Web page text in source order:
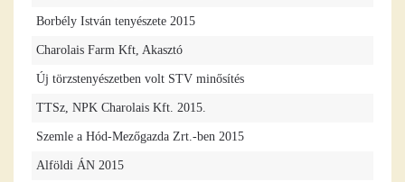
Borbély István tenyészete 2015
Charolais Farm Kft, Akasztó
Új törzstenyészetben volt STV minősítés
TTSz, NPK Charolais Kft. 2015.
Szemle a Hód-Mezőgazda Zrt.-ben 2015
Alföldi ÁN 2015